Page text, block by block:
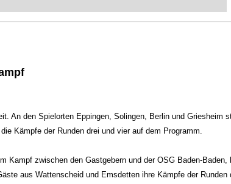
An den Spielorten Eppingen, Solingen, Berlin und Griesheim
Kämpfe der Runden drei und vier auf dem Programm.
Kampf zwischen den Gastgebern und der OSG Baden-Baden,
aus Wattenscheid und Emsdetten ihre Kämpfe der Runden